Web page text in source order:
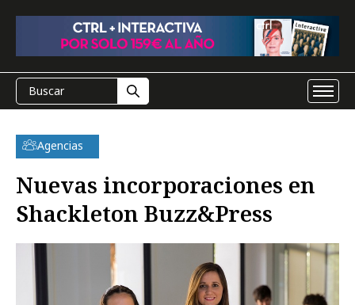
Agencias
Nuevas incorporaciones en
Shackleton Buzz&Press